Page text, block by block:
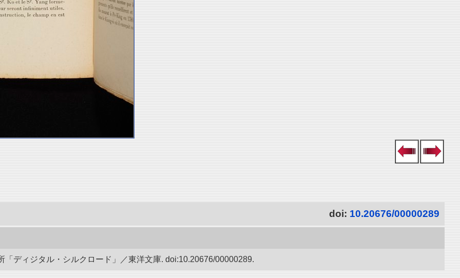
doi: 10.20676/00000289
「ディジタル・シルクロード」／東洋文庫. doi:10.20676/00000289.